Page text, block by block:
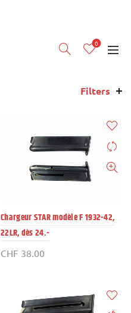
0
Filters
Chargeur STAR modèle F 1932-42,
22LR, dès 24.-
CHF 38.00